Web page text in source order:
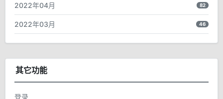
2022年04月 82
2022年03月 46
其它功能
登录